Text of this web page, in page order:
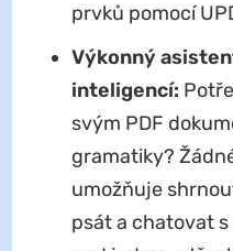
prvků pomocí
Výkonný
inteligencí:
svým PDF
gramatiky?
umožňuje
psát a chatovat